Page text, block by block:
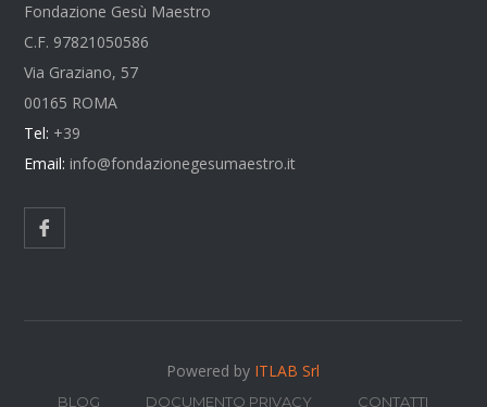
Fondazione Gesù Maestro
C.F. 97821050586
Via Graziano, 57
00165 ROMA
Tel: +39
Email: info@fondazionegesumaestro.it
Powered by ITLAB Srl
BLOG DOCUMENTO PRIVACY CONTATTI